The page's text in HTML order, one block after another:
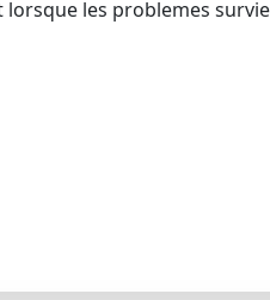
les problemes